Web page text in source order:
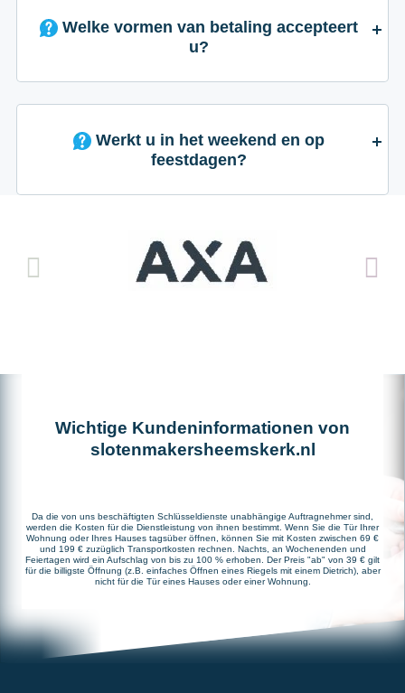
Welke vormen van betaling accepteert
u?
Werkt u in het weekend en op
feestdagen?
Wichtige Kundeninformationen von
slotenmakersheemskerk.nl
Da die von uns beschäftigten Schlüsseldienste unabhängige Auftragnehmer sind,
werden die Kosten für die Dienstleistung von ihnen bestimmt. Wenn Sie die Tür Ihrer
Wohnung oder Ihres Hauses tagsüber öffnen, können Sie mit Kosten zwischen 69 €
und 199 € zuzüglich Transportkosten rechnen. Nachts, an Wochenenden und
Feiertagen wird ein Aufschlag von bis zu 100 % erhoben. Der Preis "ab" von 39 € gilt
für die billigste Öffnung (z.B. einfaches Öffnen eines Riegels mit einem Dietrich), aber
nicht für die Tür eines Hauses oder einer Wohnung.